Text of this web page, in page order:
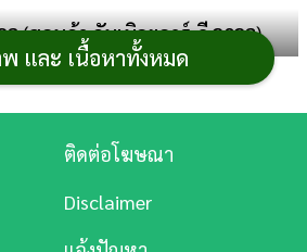
(ฮอนด้า ดับเบิลยูอาร์-วี 2023)
บบ Crossover SUV ที่ใช้พื้นฐานร่วม
แต่มีขนาดเล็กกะทัดรัดกว่า นั่งได้ 5
ที่มีขนาดใหญ่ พร้อมความสามารถใน
ยบกับ
นย่อย คือ SV และ RS มีสีตัวถังให้
และ เนื้อหาทั้งหมด
ติดต่อโฆษณา
Disclaimer